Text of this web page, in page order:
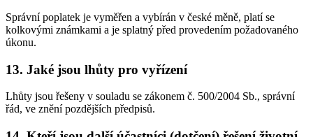
Správní poplatek je vyměřen a vybírán v české měně, platí se
kolkovými známkami a je splatný před provedením požadovaného
úkonu.
13. Jaké jsou lhůty pro vyřízení
Lhůty jsou řešeny v souladu se zákonem č. 500/2004 Sb., správní
řád, ve znění pozdějších předpisů.